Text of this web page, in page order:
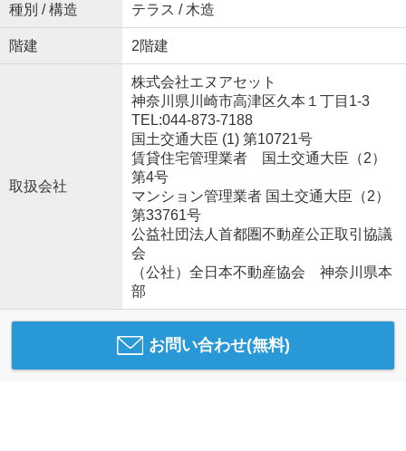
種別 / 構造 テラス / 木造
階建 2階建
取扱会社
株式会社エヌアセット
神奈川県川崎市高津区久本１丁目1-3
TEL:044-873-7188
国土交通大臣 (1) 第10721号
賃貸住宅管理業者 国土交通大臣（2）
第4号
マンション管理業者 国土交通大臣（2）
第33761号
公益社団法人首都圏不動産公正取引協議
会
（公社）全日本不動産協会 神奈川県本
部
お問い合わせ(無料)